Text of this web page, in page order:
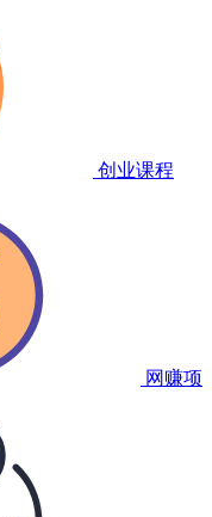
创业课程
网赚项